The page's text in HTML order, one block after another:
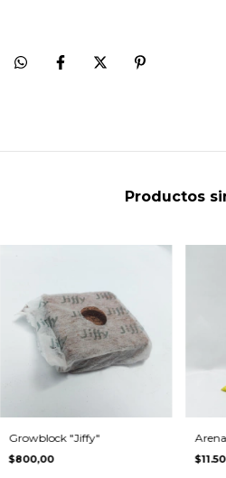
Productos
Growblock "Jiffy"
$800,00